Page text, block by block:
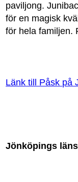
paviljong.
för en magisk
för hela familjen.
Länk till Påsk på
Jönköpings